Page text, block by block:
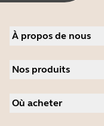
À propos de nous
Carrières
Actualité et
Études de cas
Nos produits
Speakerphones
Où acheter